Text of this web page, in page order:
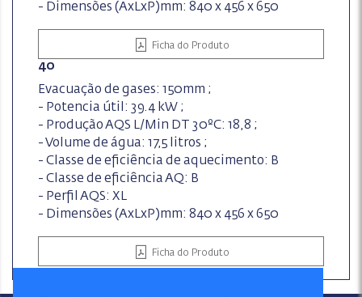
- Dimensões (AxLxP)mm: 840 x 456 x 650
Ficha do Produto
40
Evacuação de gases: 150mm ;
- Potencia útil: 39.4 kW ;
- Produção AQS L/Min DT 30ºC: 18,8 ;
- Volume de água: 17,5 litros ;
- Classe de eficiência de aquecimento: B
- Classe de eficiência AQ: B
- Perfil AQS: XL
- Dimensões (AxLxP)mm: 840 x 456 x 650
Ficha do Produto